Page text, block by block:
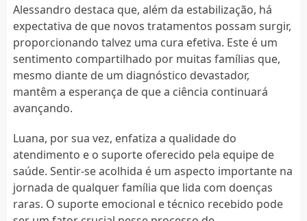
Alessandro destaca que, além da estabilização, há
expectativa de que novos tratamentos possam surgir,
proporcionando talvez uma cura efetiva. Este é um
sentimento compartilhado por muitas famílias que,
mesmo diante de um diagnóstico devastador,
mantêm a esperança de que a ciência continuará
avançando.
Luana, por sua vez, enfatiza a qualidade do
atendimento e o suporte oferecido pela equipe de
saúde. Sentir-se acolhida é um aspecto importante na
jornada de qualquer família que lida com doenças
raras. O suporte emocional e técnico recebido pode